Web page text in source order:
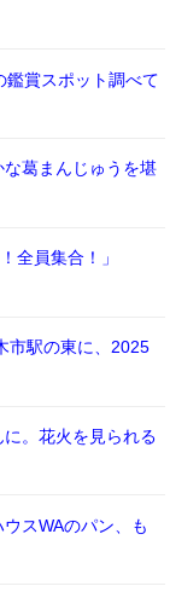
賞スポット調べて
葛まんじゅうを堪
全員集合！」
市駅の東に、2025
。花火を見られる
スWAのパン、も